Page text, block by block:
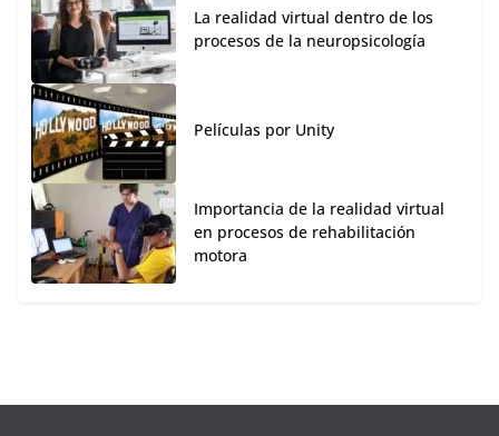
La realidad virtual dentro de los
procesos de la neuropsicología
Películas por Unity
Importancia de la realidad virtual
en procesos de rehabilitación
motora